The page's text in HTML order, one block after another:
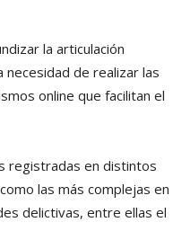
la articulación
de realizar las
online que facilitan el
registradas en distintos
las más complejas en
delictivas, entre ellas el